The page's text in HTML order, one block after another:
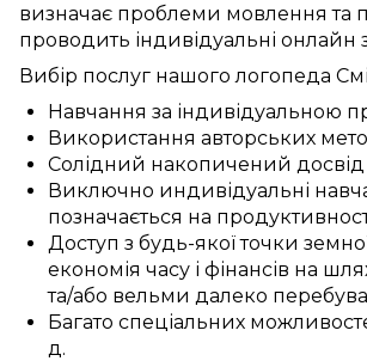
визначає проблеми мовлення та
проводить індивідуальні онлайн
Вибір послуг нашого логопеда
Навчання за індивідуальною
Використання авторських
Солідний накопичений досвід
Виключно индивідуальні
позначається на
Доступ з будь-якої точки
економія часу і фінансів на
та/або вельми далеко
Багато спеціальних
д.